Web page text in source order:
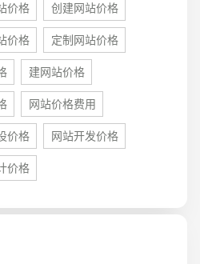
价格 创建网站价格
价格 定制网站价格
建网站价格
网站价格费用
价格 网站开发价格
价格